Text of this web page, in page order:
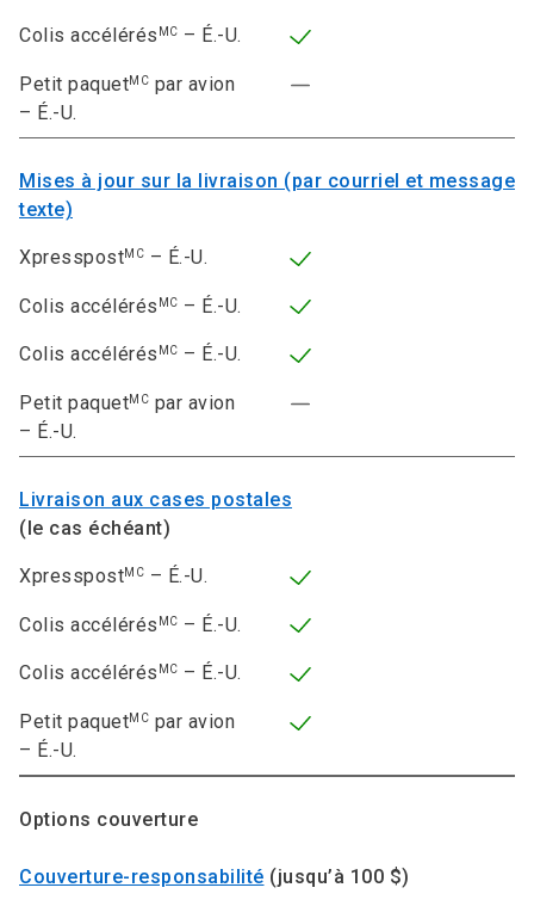
Colis accélérés MC – É.-U.
Petit paquetMC par avion
– É.-U.
Mises à jour sur la livraison (par courriel et message
texte)
XpresspostMC – É.-U.
Colis accélérés MC – É.-U.
Colis accélérés MC – É.-U.
Petit paquetMC par avion
– É.-U.
Livraison aux cases postales
(le cas échéant)
XpresspostMC – É.-U.
Colis accélérés MC – É.-U.
Colis accélérés MC – É.-U.
Petit paquetMC par avion
– É.-U.
Options couverture
Couverture-responsabilité (jusqu’à 100 $)